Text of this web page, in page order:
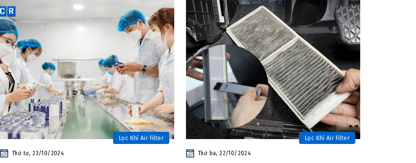
Lọc Khí Air Filter
Thứ tư, 23/10/2024
Lọc Khí Air Filter
Thứ ba, 22/10/2024